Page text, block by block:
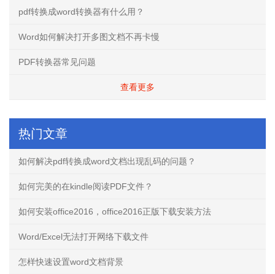
pdf转换成word转换器有什么用？
Word如何解决打开多图文档不再卡慢
PDF转换器常见问题
查看更多
热门文章
如何解决pdf转换成word文档出现乱码的问题？
如何完美的在kindle阅读PDF文件？
如何安装office2016，office2016正版下载安装方法
Word/Excel无法打开网络下载文件
怎样快速设置word文档背景